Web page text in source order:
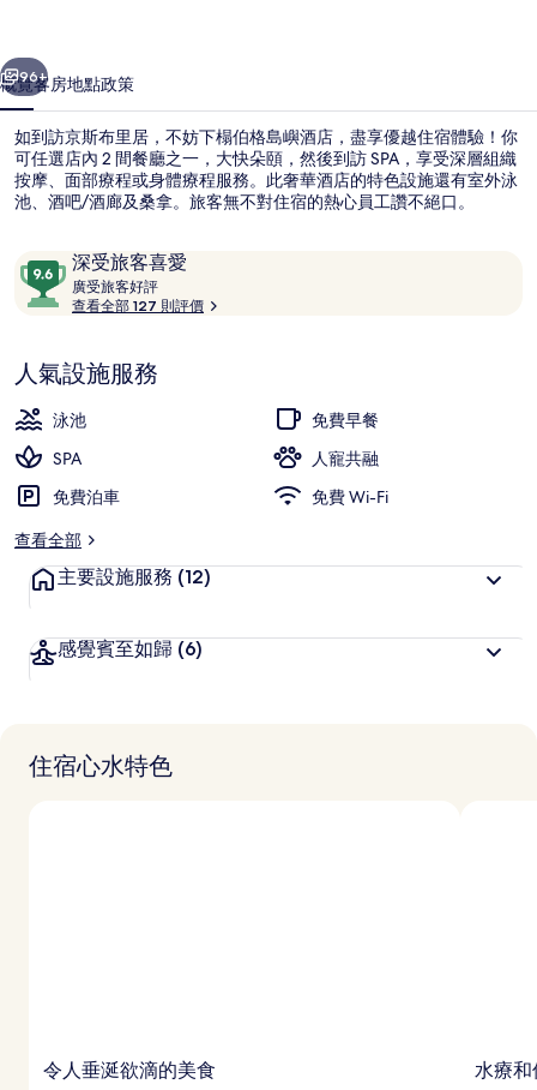
片
集
個 下一個
96+
概覽客房地點政策
如到訪京斯布里居，不妨下榻伯格島嶼酒店，盡享優越住宿體驗！你
可任選店內 2 間餐廳之一，大快朵頤，然後到訪 SPA，享受深層組織
按摩、面部療程或身體療程服務。此奢華酒店的特色設施還有室外泳
池、酒吧/酒廊及桑拿。旅客無不對住宿的熱心員工讚不絕口。
評
價
深受旅客喜愛
9.6
分
(滿
為
10
分)，
受
旅
喜
愛
廣受旅客好評
受
查看全部 127 則評價
人氣設施服務
泳池
免費早餐
SPA
人寵共融
免費泊車
免費 Wi-Fi
查看全部
主要設施服務 (12)
感覺賓至如歸 (6)
住宿心水特色
令人垂涎欲滴的美食 水療和